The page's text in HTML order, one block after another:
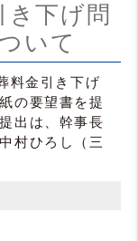
き下げ問
いて
料金引き下げ
の要望書を提
出は、幹事長
村ひろし（三